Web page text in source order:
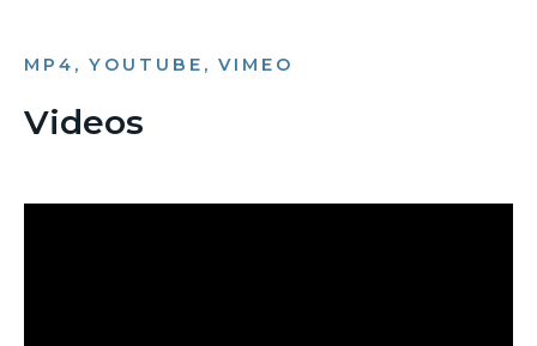
MP4, YOUTUBE, VIMEO
Videos